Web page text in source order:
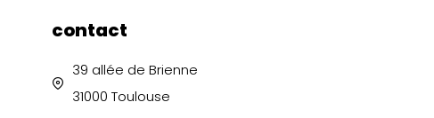
contact
39 allée de Brienne
31000 Toulouse